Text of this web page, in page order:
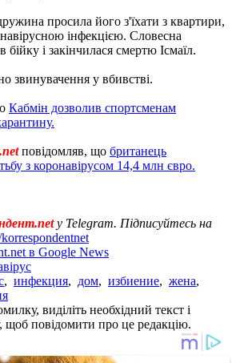
просила його з'їхати з квартири,
інфекцією. Словесна
і закінчилася смертю Ісмаїл.
звинувачення у вбивстві.
Кабмін дозволив спортсменам
повідомляв, що британець
з коронавірусом 14,4 млн євро.
у Telegram. Підписуйтесь на
в Google News
, инфекция, дом, избиение, жена,
виділіть необхідний текст і
щоб повідомити про це редакцію.